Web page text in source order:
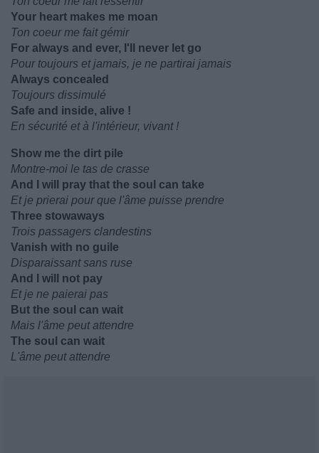
Your heart makes me moan
Ton coeur me fait gémir
For always and ever, I'll never let go
Pour toujours et jamais, je ne partirai jamais
Always concealed
Toujours dissimulé
Safe and inside, alive !
En sécurité et à l'intérieur, vivant !
Show me the dirt pile
Montre-moi le tas de crasse
And I will pray that the soul can take
Et je prierai pour que l'âme puisse prendre
Three stowaways
Trois passagers clandestins
Vanish with no guile
Disparaissant sans ruse
And I will not pay
Et je ne paierai pas
But the soul can wait
Mais l'âme peut attendre
The soul can wait
L'âme peut attendre